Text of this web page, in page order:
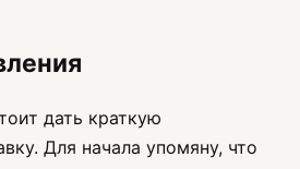
дать краткую
Для начала упомяну, что